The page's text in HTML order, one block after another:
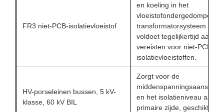
FR3 niet-PCB-isolatievloeistof
en koeling in het
vloeistofondergedompelde
transformatorsysteem en
voldoet tegelijkertijd aan de
vereisten voor niet-PCB-
isolatievloeistoffen.
HV-porseleinen bussen, 5 kV-
klasse, 60 kV BIL
Zorgt voor de
en het isolatieniveau aan
primaire zijde, geschikt